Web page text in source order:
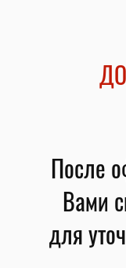
После
Вами
для